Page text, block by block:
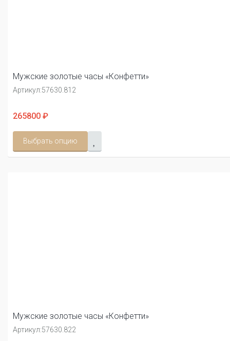
Мужские золотые часы «Конфетти»
Артикул:57630.812
265800 ₽
Выбрать опцию
Мужские золотые часы «Конфетти»
Артикул:57630.822